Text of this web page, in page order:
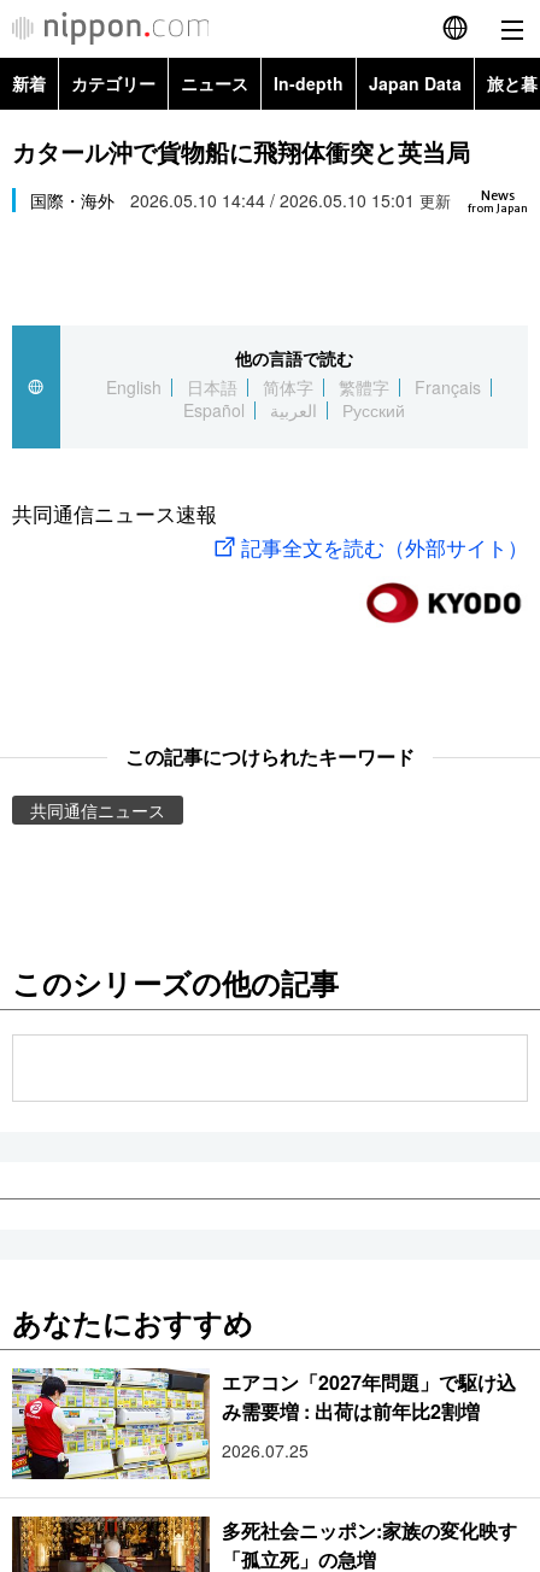
English
简体字
繁體字
العربية
社会
旅と暮らし
東京
新着 カテゴリー ニュース In-depth Japan Data 旅と
政治・外交
経済・ビジネス
社会
文化
科学・技術
暮らし
Topics
Images
お知らせ
カタール沖で貨物船に飛翔体衝突と英当局
News
from Japan
国際・海外 2026.05.10 14:44 / 2026.05.10 15:01 更新
他の言語で読む
English
日本語 简体字 繁體字
Français
Español
العربية Русский
共同通信ニュース速報
記事全文を読む（外部サイト）
この記事につけられたキーワード
共同通信ニュース
このシリーズの他の記事
あなたにおすすめ
エアコン「2027年問題」で駆け込
み需要増 : 出荷は前年比2割増
2026.07.25
多死社会ニッポン:家族の変化映す
「孤立死」の急増